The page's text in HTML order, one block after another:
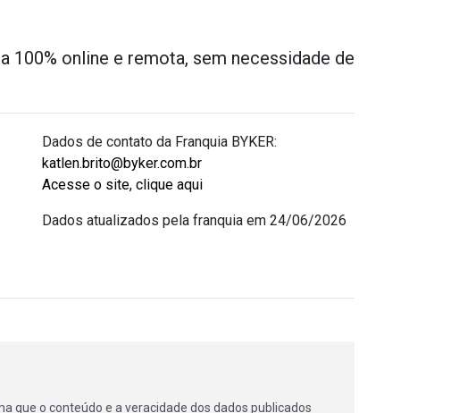
online e remota, sem necessidade de
Dados de contato da Franquia BYKER:
katlen.brito@byker.com.br
Acesse o site, clique aqui
Dados atualizados pela franquia em 24/06/2026
que o conteúdo e a veracidade dos dados publicados